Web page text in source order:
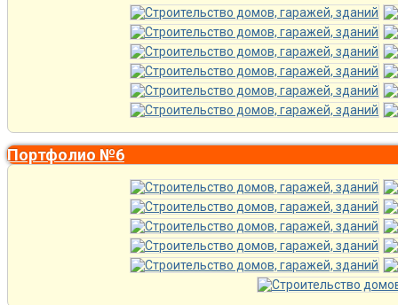
Портфолио №6